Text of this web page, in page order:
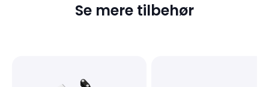
Se mere tilbehør